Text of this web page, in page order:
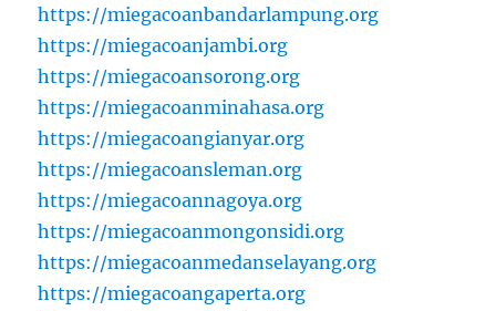
https://miegacoanbandarlampung.org
https://miegacoanjambi.org
https://miegacoansorong.org
https://miegacoanminahasa.org
https://miegacoangianyar.org
https://miegacoansleman.org
https://miegacoannagoya.org
https://miegacoanmongonsidi.org
https://miegacoanmedanselayang.org
https://miegacoangaperta.org